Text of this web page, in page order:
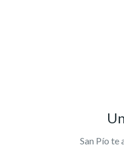
San Pío te